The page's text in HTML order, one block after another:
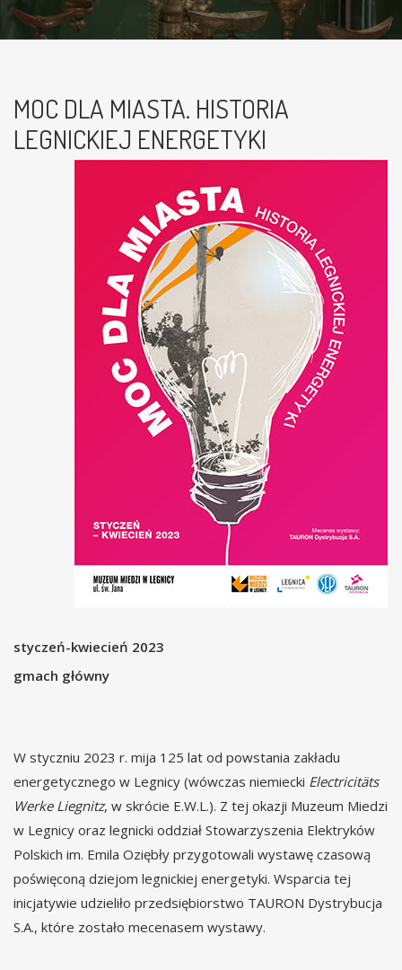
MOC DLA MIASTA. HISTORIA
LEGNICKIEJ ENERGETYKI
styczeń-kwiecień 2023
gmach główny
W styczniu 2023 r. mija 125 lat od powstania zakładu
energetycznego w Legnicy (wówczas niemiecki Electricitäts
Werke Liegnitz, w skrócie E.W.L.). Z tej okazji Muzeum Miedzi
w Legnicy oraz legnicki oddział Stowarzyszenia Elektryków
Polskich im. Emila Oziębły przygotowali wystawę czasową
poświęconą dziejom legnickiej energetyki. Wsparcia tej
inicjatywie udzieliło przedsiębiorstwo TAURON Dystrybucja
S.A., które zostało mecenasem wystawy.